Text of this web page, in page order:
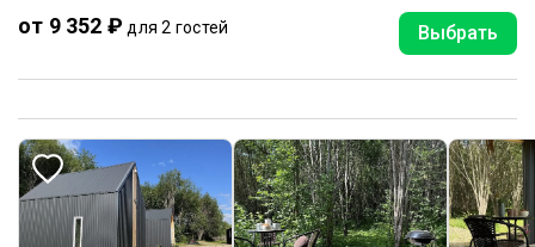
от 9 352 ₽ для 2 гостей Выбрать